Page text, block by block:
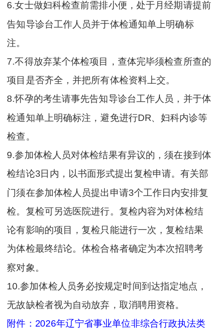
6.女士做妇科检查前需排小便，处于月经期请提前
告知导诊台工作人员并于体检通知单上明确标
注。
7.不得放弃某个体检项目，查体完毕须检查所查的
项目是否齐全，并把所有体检资料上交。
8.怀孕的考生请事先告知导诊台工作人员，并于体
检通知单上明确标注，避免进行DR、妇科内诊等
检查。
9.参加体检人员对体检结果有异议的，须在接到体
检结论3日内，以书面形式提出复检申请。有关部
门须在参加体检人员提出申请3个工作日内安排复
检。复检可另选医院进行。复检内容为对体检结
论有影响的项目，复检只能进行一次，复检结果
为体检最终结论。体检合格者确定为本次招聘考
察对象。
10.参加体检人员务必按规定时间到达指定地点，
无故缺检者视为自动放弃，取消聘用资格。
附件：2026年辽宁省事业单位非综合行政执法类